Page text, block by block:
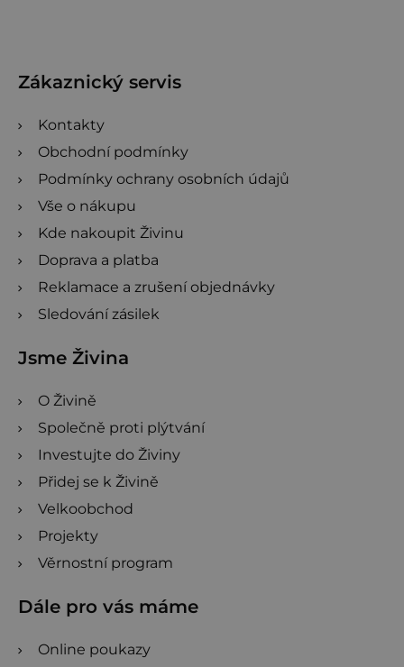
Zákaznický servis
Kontakty
Obchodní podmínky
Podmínky ochrany osobních údajů
Vše o nákupu
Kde nakoupit Živinu
Doprava a platba
Reklamace a zrušení objednávky
Sledování zásilek
Jsme Živina
O Živině
Společně proti plýtvání
Investujte do Živiny
Přidej se k Živině
Velkoobchod
Projekty
Věrnostní program
Dále pro vás máme
Online poukazy